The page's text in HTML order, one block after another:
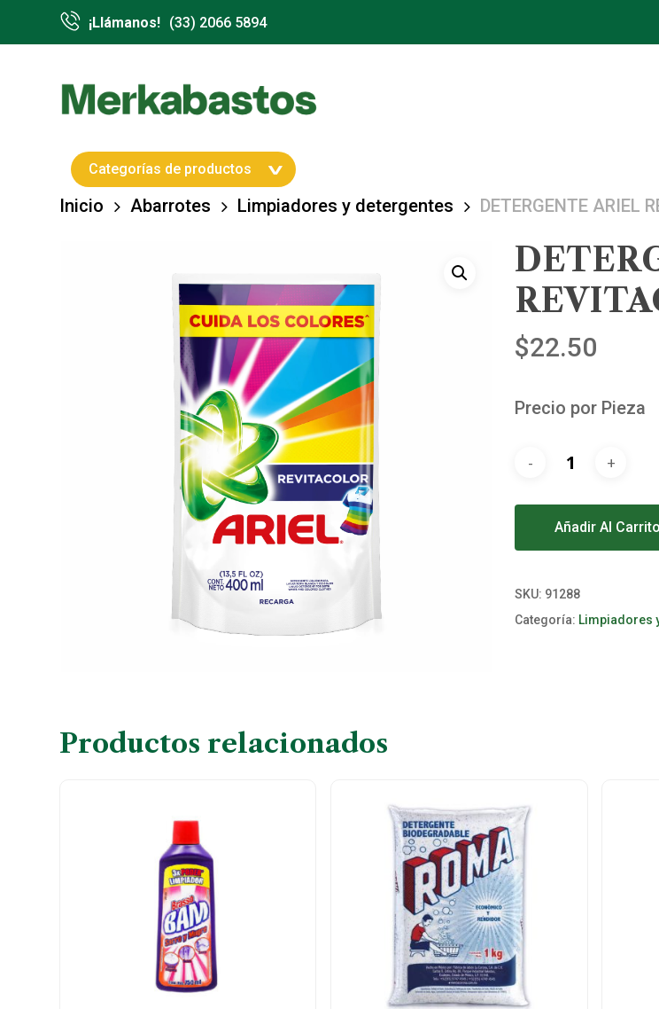
¡Llámanos! (33) 2066 5894
Hit enter to search or ESC to close
Categorías de productos
Inicio Abarrotes Limpiadores y detergentes DETERGENTE ARIEL
$22.50
Precio por Pieza
Añadir Al Carrito
SKU: 91288
Categoría: Limpiadores
Productos relacionados